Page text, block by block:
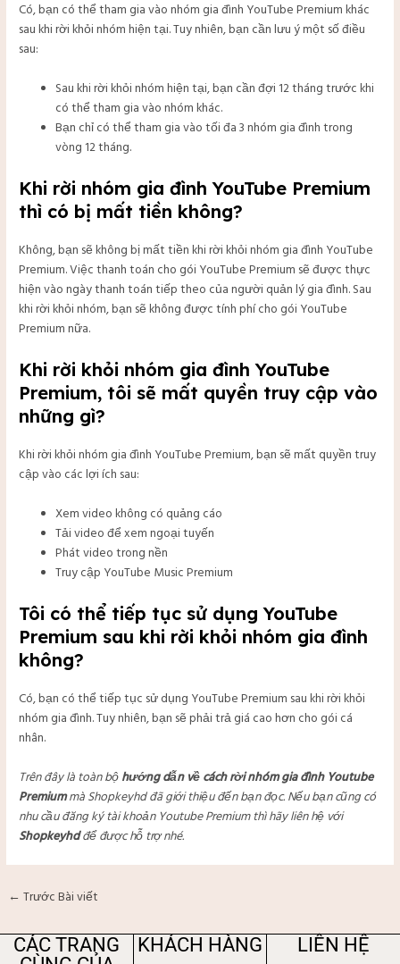
Có, bạn có thể tham gia vào nhóm gia đình YouTube Premium khác
sau khi rời khỏi nhóm hiện tại. Tuy nhiên, bạn cần lưu ý một số điều
sau:
Sau khi rời khỏi nhóm hiện tại, bạn cần đợi 12 tháng trước khi
có thể tham gia vào nhóm khác.
Bạn chỉ có thể tham gia vào tối đa 3 nhóm gia đình trong
vòng 12 tháng.
Khi rời nhóm gia đình YouTube Premium
thì có bị mất tiền không?
Không, bạn sẽ không bị mất tiền khi rời khỏi nhóm gia đình YouTube
Premium. Việc thanh toán cho gói YouTube Premium sẽ được thực
hiện vào ngày thanh toán tiếp theo của người quản lý gia đình. Sau
khi rời khỏi nhóm, bạn sẽ không được tính phí cho gói YouTube
Premium nữa.
Khi rời khỏi nhóm gia đình YouTube
Premium, tôi sẽ mất quyền truy cập vào
những gì?
Khi rời khỏi nhóm gia đình YouTube Premium, bạn sẽ mất quyền truy
cập vào các lợi ích sau:
Xem video không có quảng cáo
Tải video để xem ngoại tuyến
Phát video trong nền
Truy cập YouTube Music Premium
Tôi có thể tiếp tục sử dụng YouTube
Premium sau khi rời khỏi nhóm gia đình
không?
Có, bạn có thể tiếp tục sử dụng YouTube Premium sau khi rời khỏi
nhóm gia đình. Tuy nhiên, bạn sẽ phải trả giá cao hơn cho gói cá
nhân.
Trên đây là toàn bộhướng dẫn vềcách rời nhóm gia đình Youtube
Premiummà Shopkeyhd đã giới thiệu đến bạn đọc. Nếu bạn cũng có
nhu cầu đăng ký tài khoản Youtube Premium thì hãy liên hệ với
Shopkeyhdđể được hỗ trợ nhé.
← Trước Bài viết
CÁC TRANG
KHÁCH HÀNG LIÊN HỆ